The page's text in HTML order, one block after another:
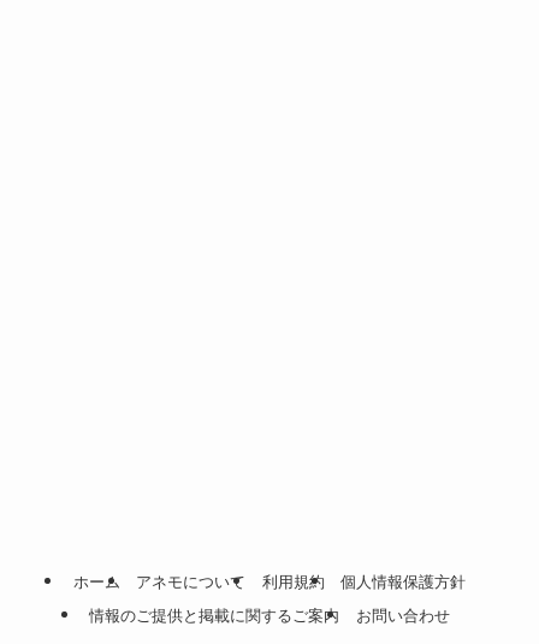
ホーム アネモについて 利用規約
個人情報保護方針
情報のご提供と掲載に関するご案内
お問い合わせ